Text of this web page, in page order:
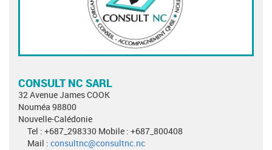
CONSULT NC SARL
32 Avenue James COOK
Nouméa 98800
Nouvelle-Calédonie
Tel : +687_298330 Mobile : +687_800408
Mail : consultnc@consultnc.nc